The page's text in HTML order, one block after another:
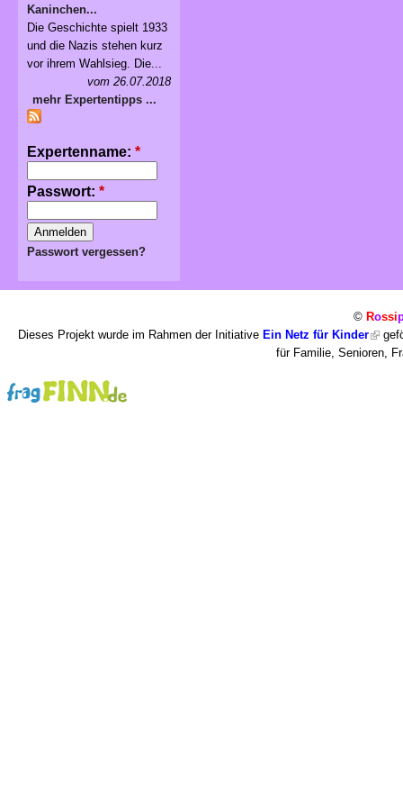
Kaninchen...
Die Geschichte spielt 1933
und die Nazis stehen kurz
vor ihrem Wahlsieg. Die...
vom 26.07.2018
mehr Expertentipps ...
Expertenname: *
Passwort: *
Passwort vergessen?
© Rossi
Dieses Projekt wurde im Rahmen der Initiative Ein Netz für Kinder
für Familie, Senioren,